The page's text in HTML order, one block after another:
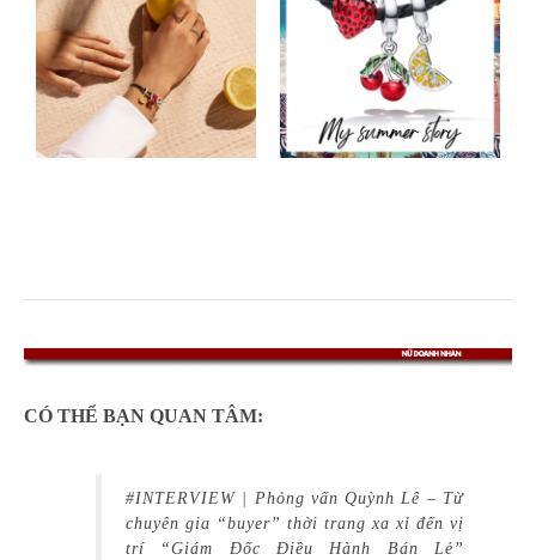
CÓ THỂ BẠN QUAN TÂM:
#INTERVIEW | Phỏng vấn Quỳnh Lê – Từ
chuyên gia “buyer” thời trang xa xỉ đến vị
trí “Giám Đốc Điều Hành Bán Lẻ”